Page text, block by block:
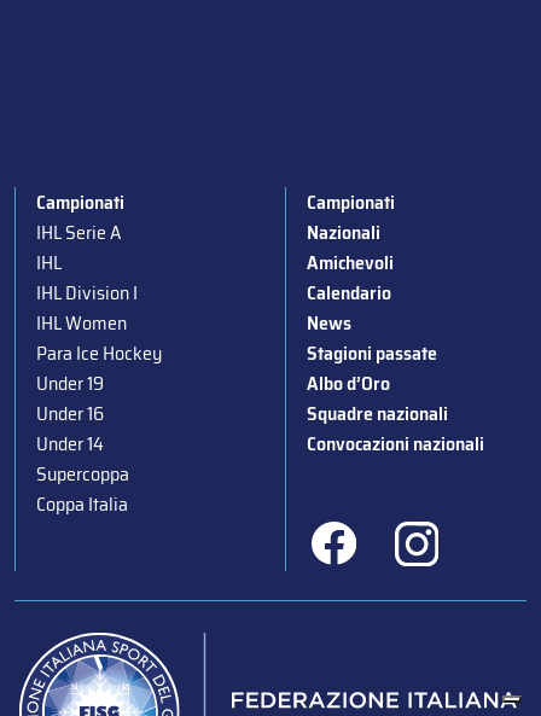
Campionati
IHL Serie A
IHL
IHL Division I
IHL Women
Para Ice Hockey
Under 19
Under 16
Under 14
Supercoppa
Coppa Italia
Campionati
Nazionali
Amichevoli
Calendario
News
Stagioni passate
Albo d’Oro
Squadre nazionali
Convocazioni nazionali